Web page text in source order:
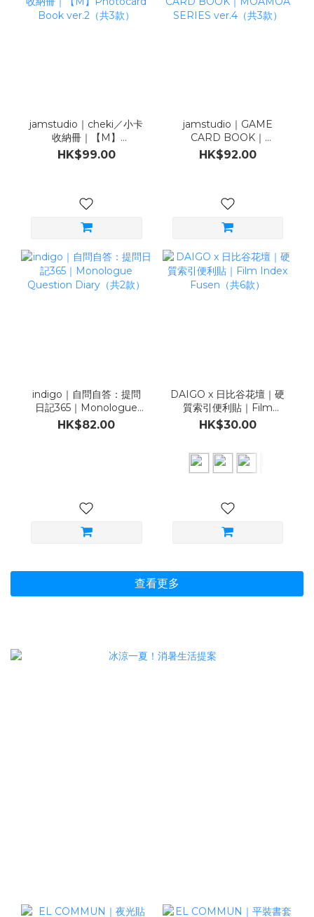
jamstudio｜cheki／小卡
收納冊｜【M】
Photocard Book
ver.2（共3款）
HK$99.00
jamstudio｜GAME
CARD BOOK｜
MOAMOA SERIES
ver.4（共3款）
HK$92.00
indigo｜自問自答：提問
日記365｜Monologue
Question Diary（共2
款）
HK$82.00
DAIGO x 日比谷花壇｜硬
質索引便利貼｜Film
Index Fusen（共6款）
HK$30.00
查看更多